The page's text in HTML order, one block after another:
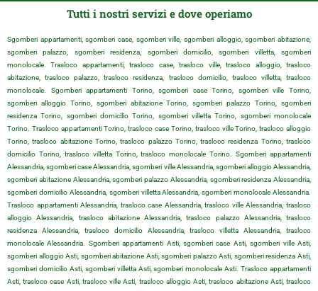
Tutti i nostri servizi e dove operiamo
Sgomberi appartamenti, sgomberi case, sgomberi ville, sgomberi alloggio, sgomberi abitazione,
sgomberi palazzo, sgomberi residenza, sgomberi domicilio, sgomberi villetta, sgomberi
monolocale. Trasloco appartamenti, trasloco case, trasloco ville, trasloco alloggio, trasloco
abitazione, trasloco palazzo, trasloco residenza, trasloco domicilio, trasloco villetta, trasloco
monolocale. Sgomberi appartamenti Torino, sgomberi case Torino, sgomberi ville Torino,
sgomberi alloggio Torino, sgomberi abitazione Torino, sgomberi palazzo Torino, sgomberi
residenza Torino, sgomberi domicilio Torino, sgomberi villetta Torino, sgomberi monolocale
Torino. Trasloco appartamenti Torino, trasloco case Torino, trasloco ville Torino, trasloco alloggio
Torino, trasloco abitazione Torino, trasloco palazzo Torino, trasloco residenza Torino, trasloco
domicilio Torino, trasloco villetta Torino, trasloco monolocale Torino. Sgomberi appartamenti
Alessandria, sgomberi case Alessandria, sgomberi ville Alessandria, sgomberi alloggio Alessandria,
sgomberi abitazione Alessandria, sgomberi palazzo Alessandria, sgomberi residenza Alessandria,
sgomberi domicilio Alessandria, sgomberi villetta Alessandria, sgomberi monolocale Alessandria.
Trasloco appartamenti Alessandria, trasloco case Alessandria, trasloco ville Alessandria, trasloco
alloggio Alessandria, trasloco abitazione Alessandria, trasloco palazzo Alessandria, trasloco
residenza Alessandria, trasloco domicilio Alessandria, trasloco villetta Alessandria, trasloco
monolocale Alessandria. Sgomberi appartamenti Asti, sgomberi case Asti, sgomberi ville Asti,
sgomberi alloggio Asti, sgomberi abitazione Asti, sgomberi palazzo Asti, sgomberi residenza Asti,
sgomberi domicilio Asti, sgomberi villetta Asti, sgomberi monolocale Asti. Trasloco appartamenti
Asti, trasloco case Asti, trasloco ville Asti, trasloco alloggio Asti, trasloco abitazione Asti, trasloco